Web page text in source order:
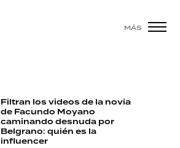
MÁS
Filtran los videos de la novia
de Facundo Moyano
caminando desnuda por
Belgrano: quién es la
influencer